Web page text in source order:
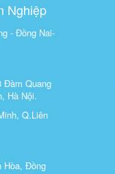
Nghiệp
- Đồng Nai-
Đàm Quang
Hà Nội.
Q.Liên
Hòa, Đồng